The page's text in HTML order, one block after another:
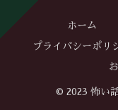
ホーム
プライバシーポリ
© 2023 怖い